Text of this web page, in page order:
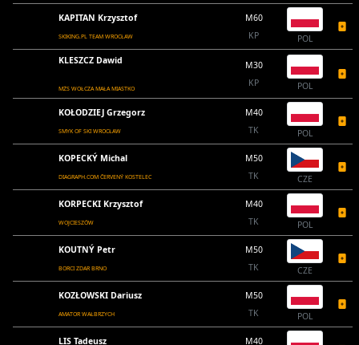
KAPITAN Krzysztof
SKIKING.PL TEAM WROCŁAW
M60
KP
POL
KLESZCZ Dawid
MŻS WOŁCZA MAŁA MIASTKO
M30
KP
POL
KOŁODZIEJ Grzegorz
SMYK OF SKI WROCŁAW
M40
TK
POL
KOPECKÝ Michal
DIAGRAPH.COM ČERVENÝ KOSTELEC
M50
TK
CZE
KORPECKI Krzysztof
WOJCIESZÓW
M40
TK
POL
KOUTNÝ Petr
BORCI ZDAR BRNO
M50
TK
CZE
KOZŁOWSKI Dariusz
AMATOR WAŁBRZYCH
M50
TK
POL
LIS Tadeusz
M40